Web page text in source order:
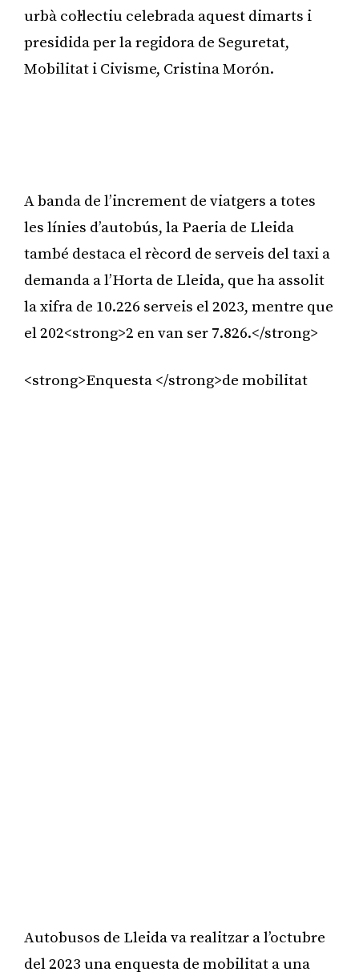
urbà col·lectiu celebrada aquest dimarts i
presidida per la regidora de Seguretat,
Mobilitat i Civisme, Cristina Morón.
A banda de l’increment de viatgers a totes
les línies d’autobús, la Paeria de Lleida
també destaca el rècord de serveis del taxi a
demanda a l’Horta de Lleida, que ha assolit
la xifra de 10.226 serveis el 2023, mentre que
el 202<strong>2 en van ser 7.826.</strong>
<strong>Enquesta </strong>de mobilitat
Autobusos de Lleida va realitzar a l’octubre
del 2023 una enquesta de mobilitat a una